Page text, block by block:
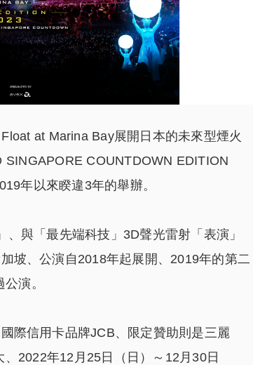
at Marina Bay展開日本的未來型煙火
COUNTDOWN EDITION
年以來睽違3年的舉辦。
與「最先端科技」3D聲光雷射「表演」
坡、公演自2018年起展開、2019年的第二
演。
際信用卡品牌JCB、限定贊助則是三麗
2022年12月25日（日）～12月30日